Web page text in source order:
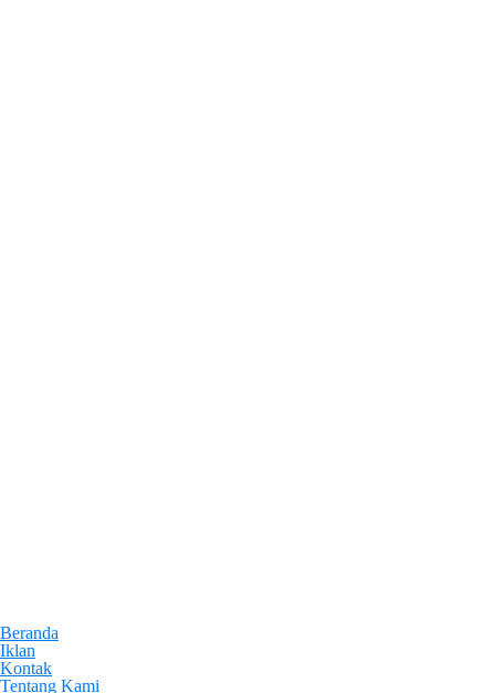
Beranda
Iklan
Kontak
Tentang Kami